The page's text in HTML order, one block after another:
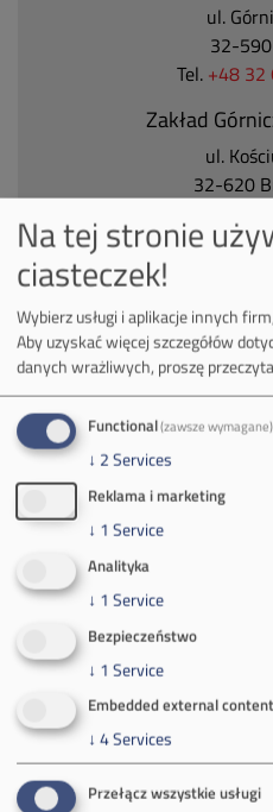
ul.
32-
Tel. +48 32
Zakład
ul.
32-620
Kontakt
mail:
tel.:+48
(poniedziałek-
Spółka
Zakład
Zakład
Na tej stronie
ciasteczek!
Wybierz usługi i aplikacje innych
Aby uzyskać więcej szczegółów
danych wrażliwych, proszę
Functional(zawsze wymagane)
↓ 2Services
Reklama i marketing
↓ 1 Service
Analityka
↓ 1 Service
Bezpieczeństwo
↓ 1 Service
Embedded external content
↓ 4Services
Przełącz wszystkie usługi